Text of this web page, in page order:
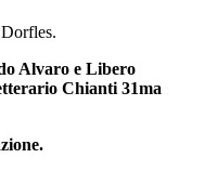
Alvaro e Libero
Chianti 31ma